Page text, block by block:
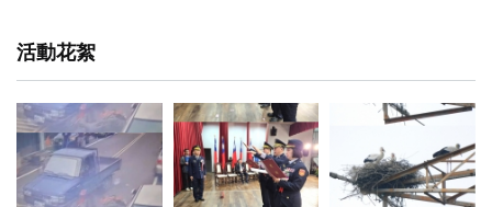
活動花絮